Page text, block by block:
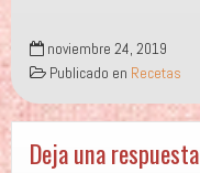
noviembre 24, 2019
Publicado en Recetas
Deja una respuesta